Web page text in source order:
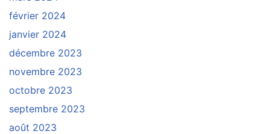
février 2024
janvier 2024
décembre 2023
novembre 2023
octobre 2023
septembre 2023
août 2023